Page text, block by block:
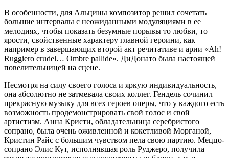
В особенности, для Альцины композитор решил сочетать
большие интервалы с неожиданными модуляциями в ее
мелодиях, чтобы показать безумные порывы то любви, то
ярости, свойственные характеру главной героини, как
например в завершающих второй акт речитативе и арии «Ah!
Ruggiero crudel… Ombre pallide». ДиДонато была настоящей
повелительницей на сцене.
Несмотря на силу своего голоса и яркую индивидуальность,
она абсолютно не затмевала своих коллег. Гендель сочинил
прекрасную музыку для всех героев оперы, что у каждого есть
возможность продемонстрировать свой голос и свой
артистизм. Анна Кристи, обладательница серебристого
сопрано, была очень оживленной и кокетливой Морганой,
Кристин Райс с большим чувством пела свою партию. Меццо-
сопрано Элис Кут, исполнявшая роль Руджеро, получила